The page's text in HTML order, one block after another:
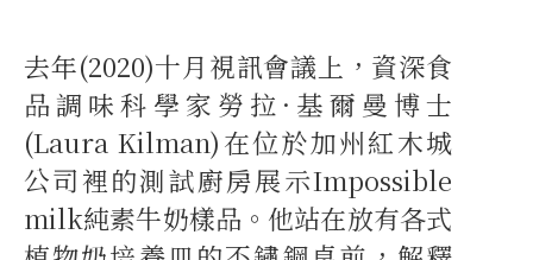
去年(2020)十月視訊會議上，資深食
品調味科學家勞拉·基爾曼博士
(Laura Kilman)在位於加州紅木城
公司裡的測試廚房展示Impossible
milk純素牛奶樣品。他站在放有各式